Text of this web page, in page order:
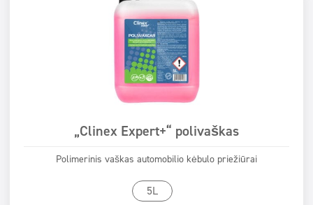
„Clinex Expert+“ polivaškas
Polimerinis vaškas automobilio kėbulo priežiūrai
5L